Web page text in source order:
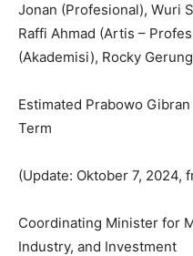
Jonan (Profesional), Wuri
Raffi Ahmad (Artis –
(Akademisi), Rocky
Estimated Prabowo
Term
(Update: Oktober 7, 2024,
Coordinating Minister for
Industry, and Investment